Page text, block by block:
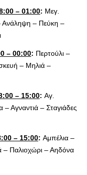
– 01:00: Μεγ.
Ανάληψη – Πεύκη –
– 00:00: Περτούλι –
– Μηλιά –
– 15:00: Αγ.
Αγναντιά – Σταγιάδες
– 15:00: Αμπέλια –
– Παλιοχώρι – Αηδόνα